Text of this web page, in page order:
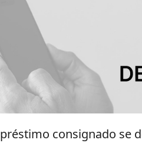
consignado se